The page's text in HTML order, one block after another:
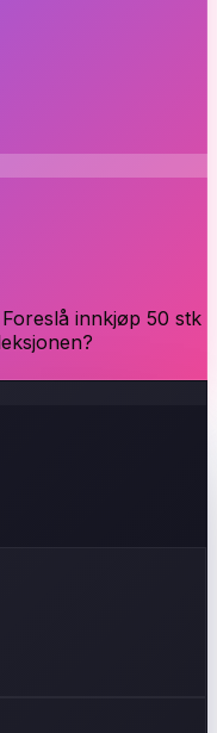
innkjøp 50 stk